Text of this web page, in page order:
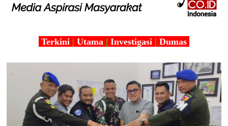
Terkini | Utama | Investigasi | Dumas